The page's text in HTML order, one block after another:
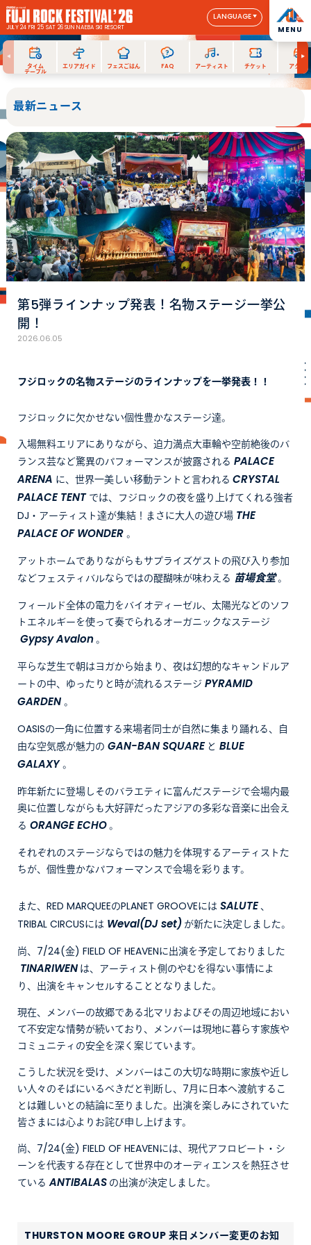
JULY 24 FRI 25 SAT 26 SUNNAEBA SKI RESORT
LANGUAGE
MENU
タイム
テーブル
エリアガイド フェスごはん FAQ アーティスト チケット アクセス
最新ニュース
第5弾ラインナップ発表！名物ステージ一挙公
開！
2026.06.05
フジロックの名物ステージのラインナップを一挙発表！！
フジロックに欠かせない個性豊かなステージ達。
入場無料エリアにありながら、迫力満点大車輪や空前絶後のバ
ランス芸など驚異のパフォーマンスが披露される PALACE
ARENA に、世界一美しい移動テントと言われる CRYSTAL
PALACE TENT では、フジロックの夜を盛り上げてくれる強者
DJ・アーティスト達が集結！まさに大人の遊び場 THE
PALACE OF WONDER。
アットホームでありながらもサプライズゲストの飛び入り参加
などフェスティバルならではの醍醐味が味わえる 苗場食堂。
フィールド全体の電力をバイオディーゼル、太陽光などのソフ
トエネルギーを使って奏でられるオーガニックなステージ
Gypsy Avalon。
平らな芝生で朝はヨガから始まり、夜は幻想的なキャンドルア
ートの中、ゆったりと時が流れるステージ PYRAMID
GARDEN。
OASISの一角に位置する来場者同士が自然に集まり踊れる、自
由な空気感が魅力の GAN-BAN SQUARE と BLUE
GALAXY。
昨年新たに登場しそのバラエティに富んだステージで会場内最
奥に位置しながらも大好評だったアジアの多彩な音楽に出会え
る ORANGE ECHO。
それぞれのステージならではの魅力を体現するアーティストた
ちが、個性豊かなパフォーマンスで会場を彩ります。
また、RED MARQUEEのPLANET GROOVEにはSALUTE、
TRIBAL CIRCUSには Weval(DJ set)が新たに決定しました。
尚、7/24(金) FIELD OF HEAVENに出演を予定しておりました
TINARIWENは、アーティスト側のやむを得ない事情によ
り、出演をキャンセルすることとなりました。
現在、メンバーの故郷である北マリおよびその周辺地域におい
て不安定な情勢が続いており、メンバーは現地に暮らす家族や
コミュニティの安全を深く案じています。
こうした状況を受け、メンバーはこの大切な時期に家族や近し
い人々のそばにいるべきだと判断し、7月に日本へ渡航するこ
とは難しいとの結論に至りました。出演を楽しみにされていた
皆さまには心よりお詫び申し上げます。
尚、7/24(金) FIELD OF HEAVENには、現代アフロビート・シ
ーンを代表する存在として世界中のオーディエンスを熱狂させ
ている ANTIBALASの出演が決定しました。
THURSTON MOORE GROUP 来日メンバー変更のお知